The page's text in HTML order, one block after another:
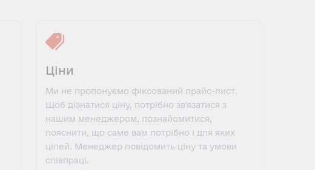
Ціни
Ми не пропонуємо фіксований прайс-лист.
Щоб дізнатися ціну, потрібно зв'язатися з
нашим менеджером, познайомитися,
пояснити, що саме вам потрібно і для яких
цілей. Менеджер повідомить ціну та умови
співпраці.